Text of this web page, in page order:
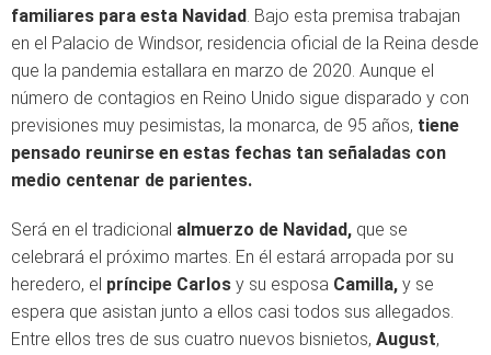
familiares para esta Navidad. Bajo esta premisa trabajan
en el Palacio de Windsor, residencia oficial de la Reina desde
que la pandemia estallara en marzo de 2020. Aunque el
número de contagios en Reino Unido sigue disparado y con
previsiones muy pesimistas, la monarca, de 95 años, tiene
pensado reunirse en estas fechas tan señaladas con
medio centenar de parientes.
Será en el tradicional almuerzo de Navidad, que se
celebrará el próximo martes. En él estará arropada por su
heredero, el príncipe Carlos y su esposa Camilla, y se
espera que asistan junto a ellos casi todos sus allegados.
Entre ellos tres de sus cuatro nuevos bisnietos, August,